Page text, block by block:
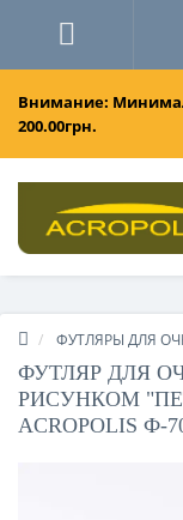
Внимание:
200.00грн.
ФУТЛЯРЫ ДЛЯ
ФУТЛЯР ДЛЯ
РИСУНКОМ
ACROPOLIS Ф-